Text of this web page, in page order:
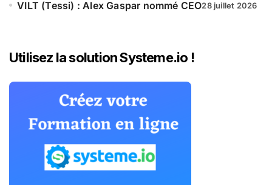
VILT (Tessi) : Alex Gaspar nommé CEO28 juillet 2026
Utilisez la solution Systeme.io !